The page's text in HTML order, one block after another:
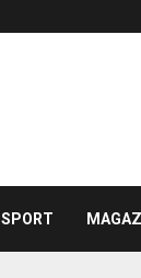
SPORT